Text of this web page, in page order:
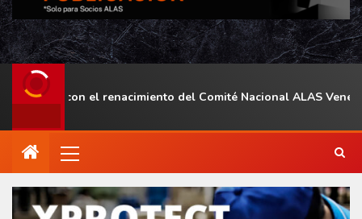
con el renacimiento del Comité Nacional ALAS Venezuela